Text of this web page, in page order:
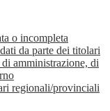
o incompleta
da parte dei titolari
amministrazione, di
regionali/provinciali